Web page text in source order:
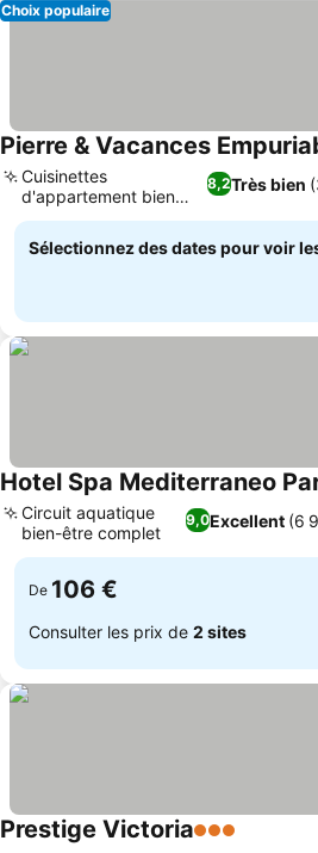
Choix populaire
Pierre & Vacances
8,2Très bien
Cuisinettes
d'appartement bien
équipées
Sélectionnez des dates pour voir
Hotel Spa Mediterraneo
9,0Excellent (6
Circuit aquatique
bien-être complet
De 106 €
Consulter les prix de 2 sites
Prestige Victoria3 Étoiles